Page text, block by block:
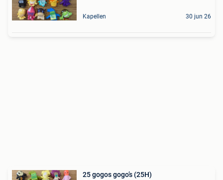
Kapellen 30 jun 26
25 gogos gogo’s (25H)